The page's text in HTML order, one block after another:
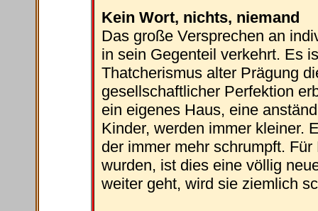
Kein Wort, nichts, niemand
Das große Versprechen an
in sein Gegenteil verkehrt. Es
Thatcherismus alter Prägung
gesellschaftlicher Perfektion
ein eigenes Haus, eine
Kinder, werden immer kleiner.
der immer mehr schrumpft.
wurden, ist dies eine völlig
weiter geht, wird sie ziemlich